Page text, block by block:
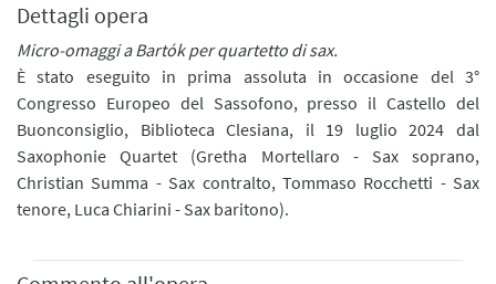
Dettagli opera
Micro-omaggi a Bartók per quartetto di sax.
È stato eseguito in prima assoluta in occasione del 3°
Congresso Europeo del Sassofono, presso il Castello del
Buonconsiglio, Biblioteca Clesiana, il 19 luglio 2024 dal
Saxophonie Quartet (Gretha Mortellaro - Sax soprano,
Christian Summa - Sax contralto, Tommaso Rocchetti - Sax
tenore, Luca Chiarini - Sax baritono).